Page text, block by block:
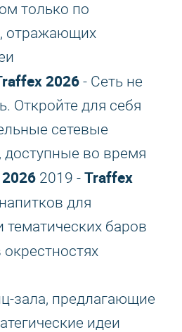
только по
отражающих
2026 - Сеть не
Откройте для себя
сетевые
во время
2019 - Traffex
для
тематических баров
окрестностях
зала, предлагающие
идеи